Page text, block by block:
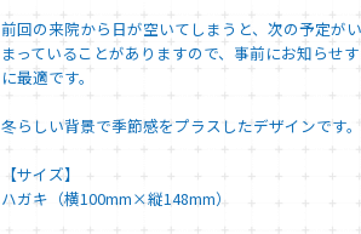
前回の来院から日が空いてしまうと、次の予定が
まっていることがありますので、事前にお知らせ
に最適です。
冬らしい背景で季節感をプラスしたデザインです。
【サイズ】
ハガキ（横100mm×縦148mm）